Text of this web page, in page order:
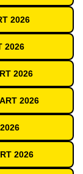
2026
2026
2026
2026
2026